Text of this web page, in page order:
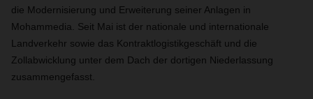
die Modernisierung und Erweiterung seiner Anlagen in
Mohammedia. Seit Mai ist der nationale und internationale
Landverkehr sowie das Kontraktlogistikgeschäft und die
Zollabwicklung unter dem Dach der dortigen Niederlassung
zusammengefasst.